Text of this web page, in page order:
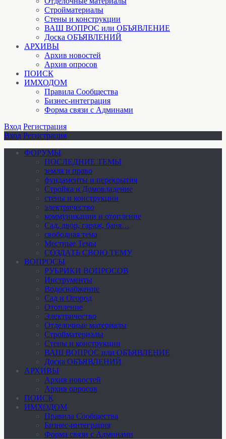
Стройматериалы
Стены и конструкции
ВАШ ВОПРОС или ОБЪЯВЛЕНИЕ
Доска ОБЪЯВЛЕНИЙ
АРХИВЫ
Архив новостей
Архив опросов
ПОИСК
ИМХОДОМ
Правила Сообщества
Бизнес-интеграция
Форма связи с Админами
Вход Регистрация
Вход Регистрация
ФОРУМЫ
ПОСЛЕДНИЕ ТЕМЫ
земля и право
фундаменты и перекрытия
Стройка и Домовладение
стены и конструкции
электричество
коммуникации и отопление
Cад, двор, гараж, баня…
свободная тема
Местные Темы
СОЗДАТЬ СВОЮ ТЕМУ
ВОПРОСЫ
РУБРИКИ ВОПРОСОВ
Инструменты
Водоснабжение
Сад и Огород
Отопление
Электричество
Отделочные материалы
Стройматериалы
Стены и конструкции
ВАШ ВОПРОС или ОБЪЯВЛЕНИЕ
Доска ОБЪЯВЛЕНИЙ
АРХИВЫ
Архив новостей
Архив опросов
ПОИСК
ИМХОДОМ
Правила Сообщества
Бизнес-интеграция
Форма связи с Админами